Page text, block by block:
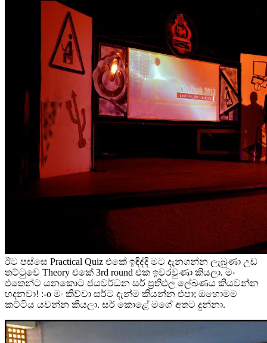
ඊට පස්සෙ Practical Quiz එකේ ඉඳිද්දි මට දැනගන්න ලැබුණා උඩ
තට්ටුවෙ Theory එකේ 3rd round එක ඉවරවුණා කියලා. මං
එතෙන්ට යනකොට ජයවර්ධන සර් ප්‍රතිඵල ලේඛණය කියවන්න
හදනවා! :-o මං කිව්වා සර්ට දැන්ම කියන්න එපා; ඔහොමම
කට්ටිය යවන්න කියලා. සර් කොළේ මගේ අතට දුන්නා.